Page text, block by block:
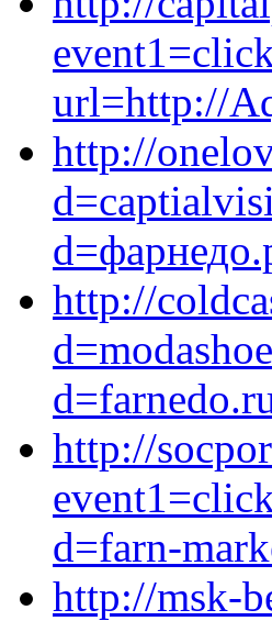
url=http://
http://
http://
http://
d=farn-
http://msk-